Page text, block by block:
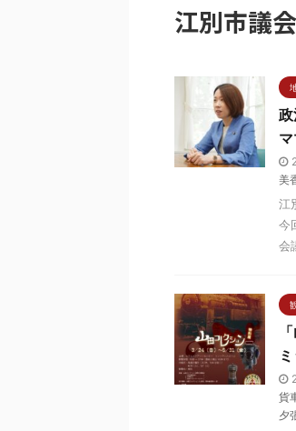
江別市議
美
江
今
会
貨
夕